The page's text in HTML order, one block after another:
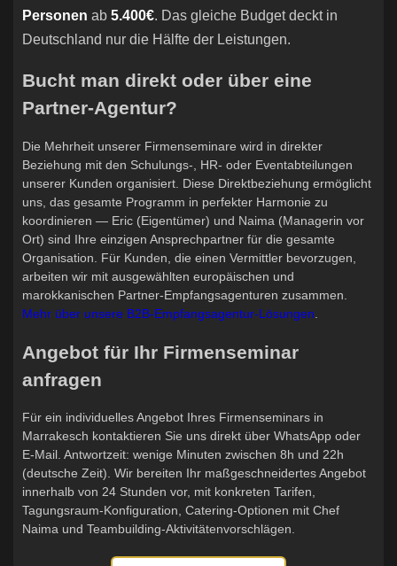
Personen ab 5.400€. Das gleiche Budget deckt in
Deutschland nur die Hälfte der Leistungen.
Bucht man direkt oder über eine
Partner-Agentur?
Die Mehrheit unserer Firmenseminare wird in direkter
Beziehung mit den Schulungs-, HR- oder Eventabteilungen
unserer Kunden organisiert. Diese Direktbeziehung ermöglicht
uns, das gesamte Programm in perfekter Harmonie zu
koordinieren — Eric (Eigentümer) und Naima (Managerin vor
Ort) sind Ihre einzigen Ansprechpartner für die gesamte
Organisation. Für Kunden, die einen Vermittler bevorzugen,
arbeiten wir mit ausgewählten europäischen und
marokkanischen Partner-Empfangsagenturen zusammen.
Mehr über unsere B2B-Empfangsagentur-Lösungen
Angebot für Ihr Firmenseminar
anfragen
Für ein individuelles Angebot Ihres Firmenseminars in
Marrakesch kontaktieren Sie uns direkt über WhatsApp oder
E-Mail. Antwortzeit: wenige Minuten zwischen 8h und 22h
(deutsche Zeit). Wir bereiten Ihr maßgeschneidertes Angebot
innerhalb von 24 Stunden vor, mit konkreten Tarifen,
Tagungsraum-Konfiguration, Catering-Optionen mit Chef
Naima und Teambuilding-Aktivitätenvorschlägen.